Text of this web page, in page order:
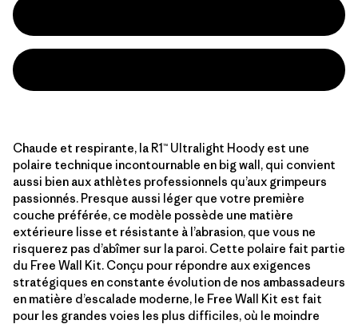
Chaude et respirante, la R1™ Ultralight Hoody est une
polaire technique incontournable en big wall, qui convient
aussi bien aux athlètes professionnels qu’aux grimpeurs
passionnés. Presque aussi léger que votre première
couche préférée, ce modèle possède une matière
extérieure lisse et résistante à l’abrasion, que vous ne
risquerez pas d’abîmer sur la paroi. Cette polaire fait partie
du Free Wall Kit. Conçu pour répondre aux exigences
stratégiques en constante évolution de nos ambassadeurs
en matière d’escalade moderne, le Free Wall Kit est fait
pour les grandes voies les plus difficiles, où le moindre